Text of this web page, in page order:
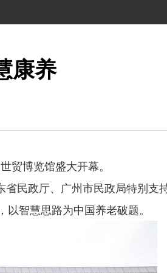
康养
贸博览馆盛大开幕。
民政厅、广州市民政局特别支
智慧思路为中国养老破题。